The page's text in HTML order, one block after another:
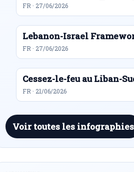
FR · 27/06/2026
Lebanon-Israel
FR · 27/06/2026
Cessez-le-feu au Liban-
FR · 21/06/2026
Voir toutes les infographies